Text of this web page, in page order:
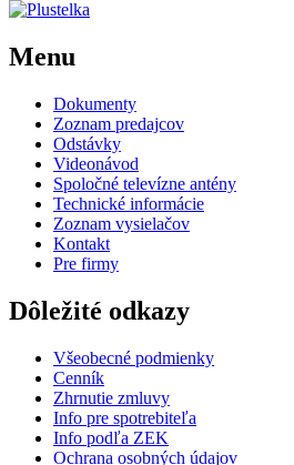
Menu
Dokumenty
Zoznam predajcov
Odstávky
Videonávod
Spoločné televízne antény
Technické informácie
Zoznam vysielačov
Kontakt
Pre firmy
Dôležité odkazy
Všeobecné podmienky
Cenník
Zhrnutie zmluvy
Info pre spotrebiteľa
Info podľa ZEK
Ochrana osobných údajov